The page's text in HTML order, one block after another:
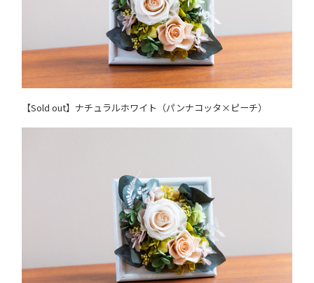
【Sold out】ナチュラルホワイト（パンナコッタ×ピーチ）